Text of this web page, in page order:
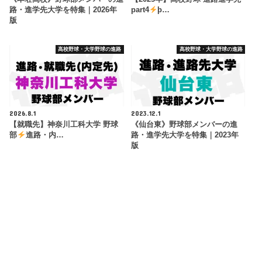
路・進学先大学を特集｜2026年
版
part4
þ…
高校野球・大学野球の進路
2026.8.1
【就職先】神奈川工科大学 野球
部
進路・内…
高校野球・大学野球の進路
2023.12.1
《仙台東》野球部メンバーの進
路・進学先大学を特集｜2023年
版